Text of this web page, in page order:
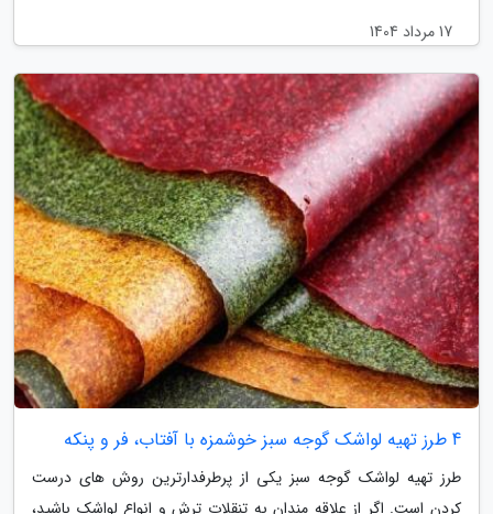
17 مرداد 1404
4 طرز تهیه لواشک گوجه سبز خوشمزه با آفتاب، فر و پنکه
طرز تهیه لواشک گوجه سبز یکی از پرطرفدارترین روش های درست
کردن است. اگر از علاقه مندان به تنقلات ترش و انواع لواشک باشید،